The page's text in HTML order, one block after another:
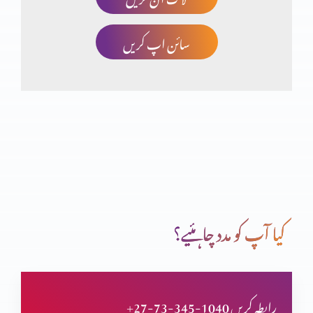
صلیب پر کفارہ
انبیاء و بزرگ – الیشع نبی
سائن اپ کریں
کیا آپ کو مدد چاہئیے؟
+27-73-345-1040 رابطہ کریں